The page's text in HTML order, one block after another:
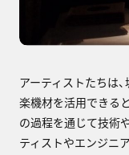
アーティストたちは
楽機材を活用できる
の過程を通じて技術
ティストやエンジニ